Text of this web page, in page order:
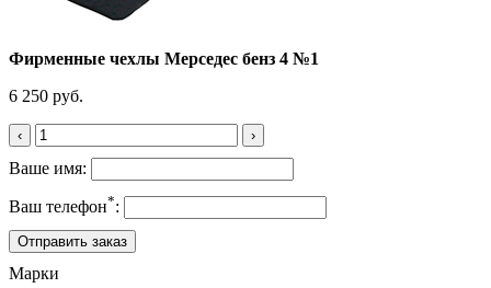
Фирменные чехлы Мерседес бенз 4 №1
6 250 руб.
‹ ›
Ваше имя:
Ваш телефон*:
Марки